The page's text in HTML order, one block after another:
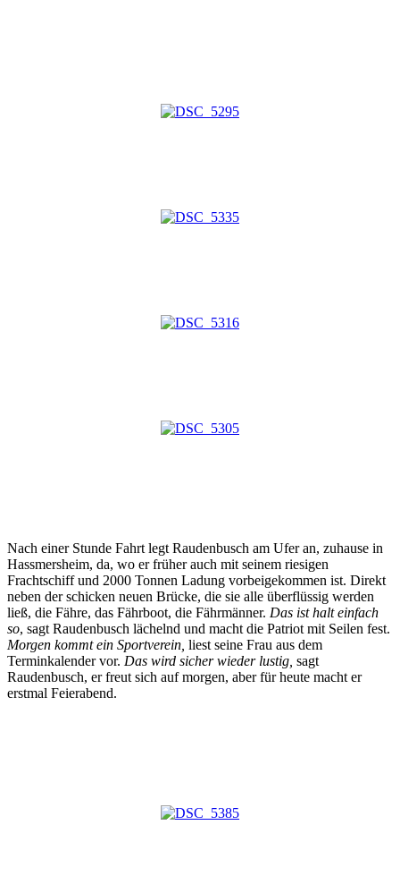
Nach einer Stunde Fahrt legt Raudenbusch am Ufer an, zuhause in
Hassmersheim, da, wo er früher auch mit seinem riesigen
Frachtschiff und 2000 Tonnen Ladung vorbeigekommen ist. Direkt
neben der schicken neuen Brücke, die sie alle überflüssig werden
ließ, die Fähre, das Fährboot, die Fährmänner. Das ist halt einfach
so, sagt Raudenbusch lächelnd und macht die Patriot mit Seilen fest.
Morgen kommt ein Sportverein, liest seine Frau aus dem
Terminkalender vor. Das wird sicher wieder lustig, sagt
Raudenbusch, er freut sich auf morgen, aber für heute macht er
erstmal Feierabend.